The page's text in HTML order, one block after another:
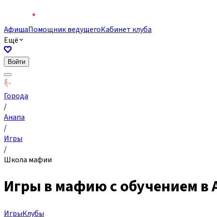
АфишаПомощник ведущегоКабинет клуба
Ещё
Войти
Города
/
Анапа
/
Игры
/
Школа мафии
Игры в мафию с обучением в
ИгрыКлубы